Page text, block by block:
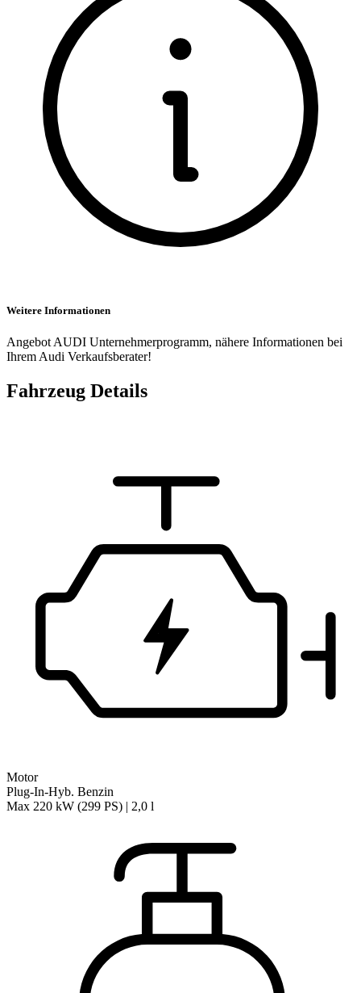
Weitere Informationen
Angebot AUDI Unternehmerprogramm, nähere Informationen bei
Ihrem Audi Verkaufsberater!
Fahrzeug Details
Motor
Plug-In-Hyb. Benzin
Max 220 kW (299 PS) | 2,0 l